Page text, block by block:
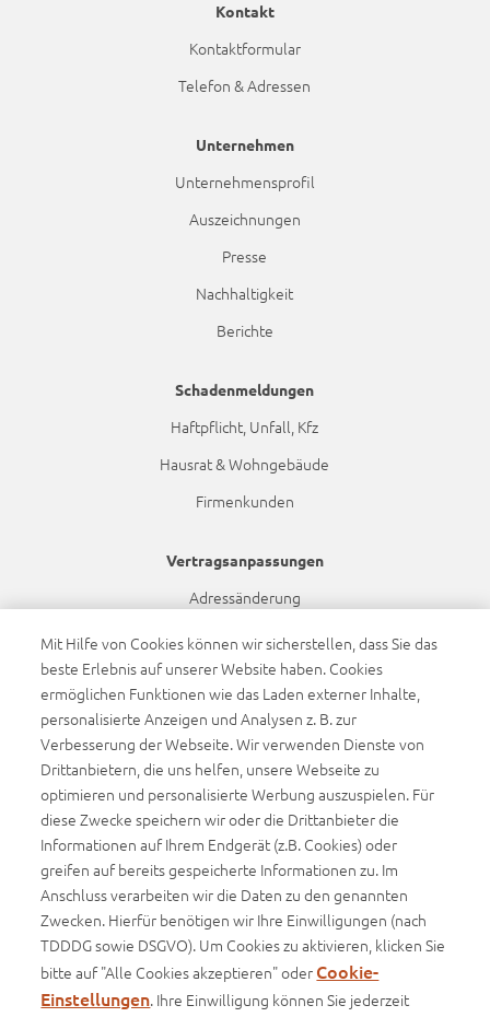
Kontakt
Kontaktformular
Telefon & Adressen
Unternehmen
Unternehmensprofil
Auszeichnungen
Presse
Nachhaltigkeit
Berichte
Schadenmeldungen
Haftpflicht, Unfall, Kfz
Hausrat & Wohngebäude
Firmenkunden
Vertragsanpassungen
Adressänderung
Bankdatenänderung
Namensänderung
Dynamikanpassung
Barrierefreiheit
Barrierefreiheitserklärung
Infos
Basisinformationsblätter (BIB)
Produktinformationsblätter
Mit Hilfe von Cookies können wir sicherstellen, dass Sie das
beste Erlebnis auf unserer Website haben. Cookies
ermöglichen Funktionen wie das Laden externer Inhalte,
personalisierte Anzeigen und Analysen z. B. zur
Verbesserung der Webseite. Wir verwenden Dienste von
Drittanbietern, die uns helfen, unsere Webseite zu
optimieren und personalisierte Werbung auszuspielen. Für
diese Zwecke speichern wir oder die Drittanbieter die
Informationen auf Ihrem Endgerät (z.B. Cookies) oder
greifen auf bereits gespeicherte Informationen zu. Im
Anschluss verarbeiten wir die Daten zu den genannten
Zwecken. Hierfür benötigen wir Ihre Einwilligungen (nach
TDDDG sowie DSGVO). Um Cookies zu aktivieren, klicken Sie
bitte auf "Alle Cookies akzeptieren" oder Cookie-
Einstellungen. Ihre Einwilligung können Sie jederzeit